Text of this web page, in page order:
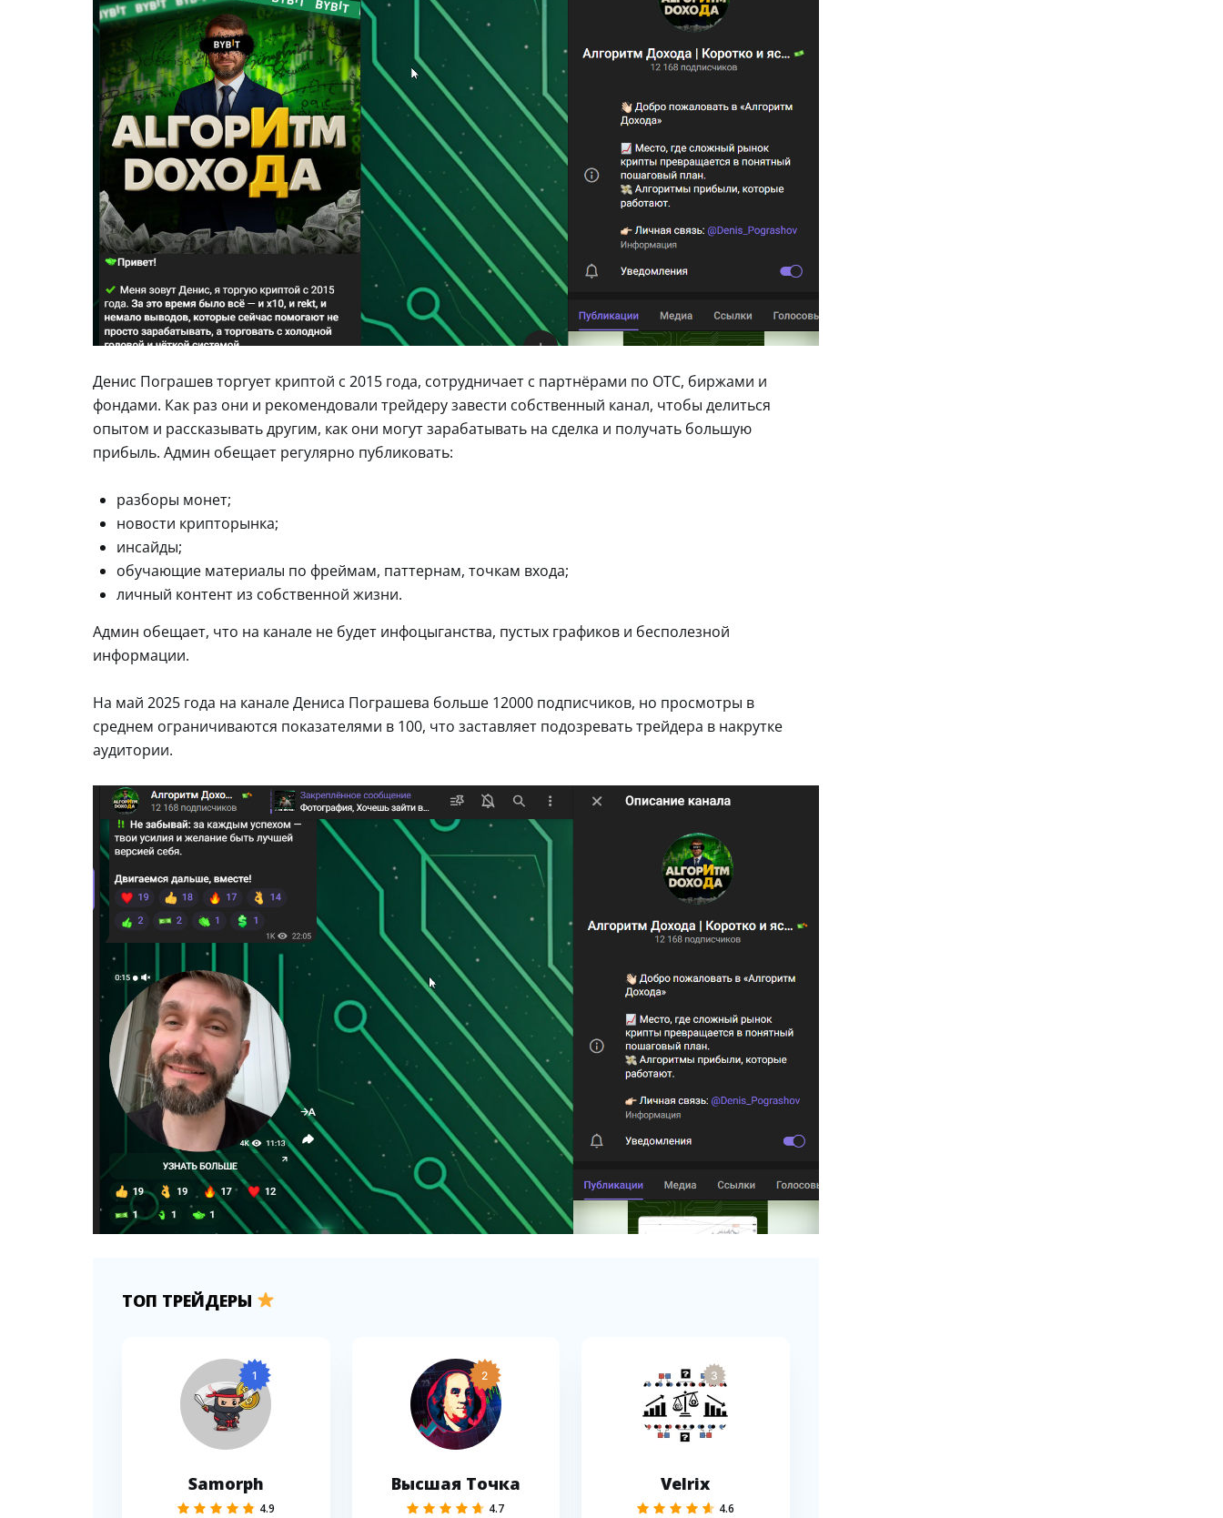
Денис Пограшев торгует криптой с 2015 года, сотрудничает с партнёрами по ОТС, биржами и
фондами. Как раз они и рекомендовали трейдеру завести собственный канал, чтобы делиться
опытом и рассказывать другим, как они могут зарабатывать на сделка и получать большую
прибыль. Админ обещает регулярно публиковать:
разборы монет;
новости крипторынка;
инсайды;
обучающие материалы по фреймам, паттернам, точкам входа;
личный контент из собственной жизни.
Админ обещает, что на канале не будет инфоцыганства, пустых графиков и бесполезной
информации.
На май 2025 года на канале Дениса Пограшева больше 12000 подписчиков, но просмотры в
среднем ограничиваются показателями в 100, что заставляет подозревать трейдера в накрутке
аудитории.
ТОП ТРЕЙДЕРЫ
1
Samorph
4.9
2
Высшая Точка
4.7
3
Velrix
4.6